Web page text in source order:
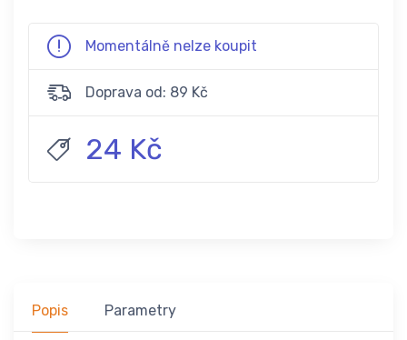
Momentálně nelze koupit
Doprava od: 89 Kč
24 Kč
Popis Parametry